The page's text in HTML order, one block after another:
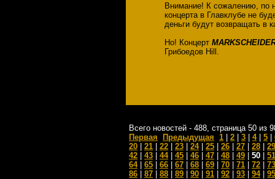
Внимание! К сожалению, по
концерта в Главклубе не
деньги будут возвращать в
Но! Концерт
Грибоедов Hill.
Всего новостей - 488, страница 50 из
Первая
Предыдущая 1 2 3 4| 5
20
21 22 23 24| 25 26 27 28
29
42
43 44| 45 46 47 48 49 50
51
64| 65 66 67 68 69 70 71 72
73
86
87 88 89 90 91 92 93 94| 95